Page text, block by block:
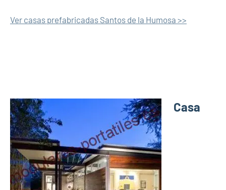
Ver casas prefabricadas Santos de la Humosa >>
Casa